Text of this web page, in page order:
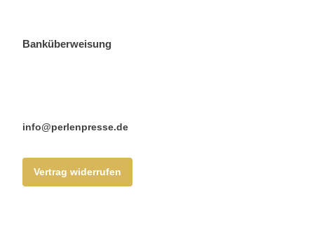
Banküberweisung
info@perlenpresse.de
Vertrag widerrufen